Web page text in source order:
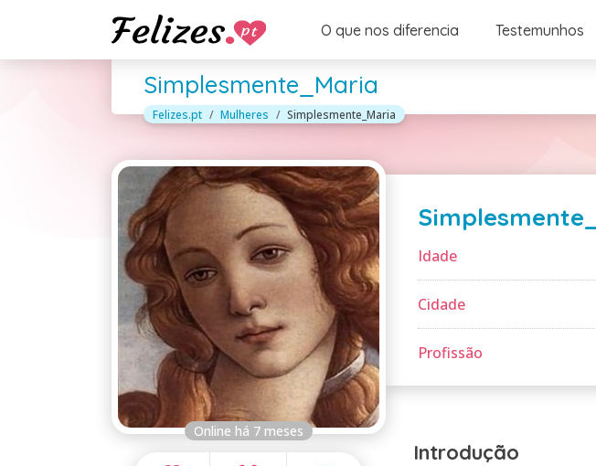
O que nos diferencia Testemunhos
Simplesmente_Maria
Felizes.pt Mulheres Simplesmente_Maria
Online há 7 meses
Idade
Cidade
Profissão
Introdução